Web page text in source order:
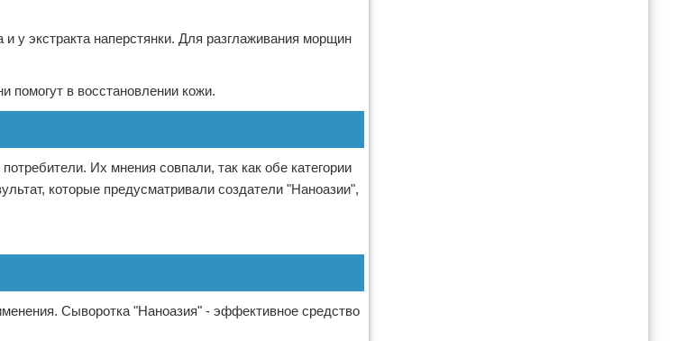
у экстракта наперстянки. Для разглаживания морщин
помогут в восстановлении кожи.
Их мнения совпали, так как обе категории
которые предусматривали создатели "Наноазии",
Сыворотка "Наноазия" - эффективное средство